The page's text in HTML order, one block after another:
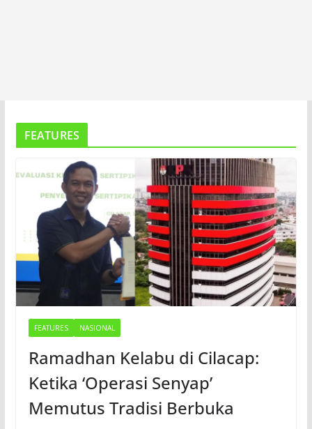
FEATURES
FEATURES NASIONAL
Ramadhan Kelabu di Cilacap:
Ketika ‘Operasi Senyap’
Memutus Tradisi Berbuka